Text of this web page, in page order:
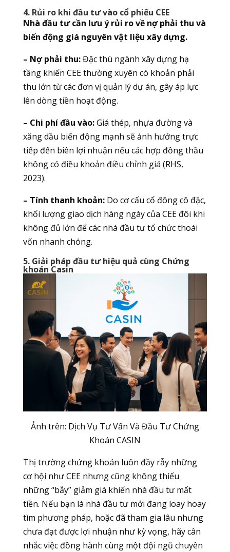
4. Rủi ro khi đầu tư vào cổ phiếu CEE
Nhà đầu tư cần lưu ý rủi ro về nợ phải thu và
biến động giá nguyên vật liệu xây dựng.
– Nợ phải thu:Đặc thù ngành xây dựng hạ
tầng khiến CEE thường xuyên có khoản phải
thu lớn từ các đơn vị quản lý dự án, gây áp lực
lên dòng tiền hoạt động.
– Chi phí đầu vào:Giá thép, nhựa đường và
xăng dầu biến động mạnh sẽ ảnh hưởng trực
tiếp đến biên lợi nhuận nếu các hợp đồng thầu
không có điều khoản điều chỉnh giá (RHS,
2023).
– Tính thanh khoản:Do cơ cấu cổ đông cô đặc,
khối lượng giao dịch hàng ngày của CEE đôi khi
không đủ lớn để các nhà đầu tư tổ chức thoái
vốn nhanh chóng.
5. Giải pháp đầu tư hiệu quả cùng Chứng
khoán Casin
Ảnh trên: Dịch Vụ Tư Vấn Và Đầu Tư Chứng
Khoán CASIN
Thị trường chứng khoán luôn đầy rẫy những
cơ hội như CEE nhưng cũng không thiếu
những “bẫy” giảm giá khiến nhà đầu tư mất
tiền. Nếu bạn là nhà đầu tư mới đang loay hoay
tìm phương pháp, hoặc đã tham gia lâu nhưng
chưa đạt được lợi nhuận như kỳ vọng, hãy cân
nhắc việc đồng hành cùng một đội ngũ chuyên